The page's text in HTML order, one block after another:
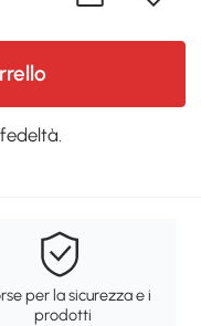
per la sicurezza e i
prodotti